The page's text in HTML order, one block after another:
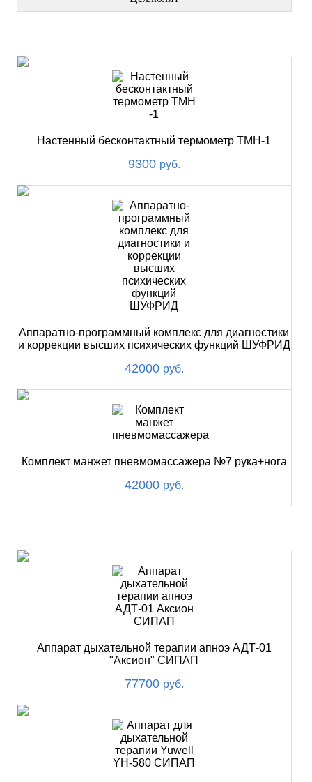
Настенный бесконтактный термометр ТМН-1
9300 руб.
Аппаратно-программный комплекс для диагностики
и коррекции высших психических функций ШУФРИД
42000 руб.
Комплект манжет пневмомассажера №7 рука+нога
42000 руб.
Аппарат дыхательной терапии апноэ АДТ-01
"Аксион" СИПАП
77700 руб.